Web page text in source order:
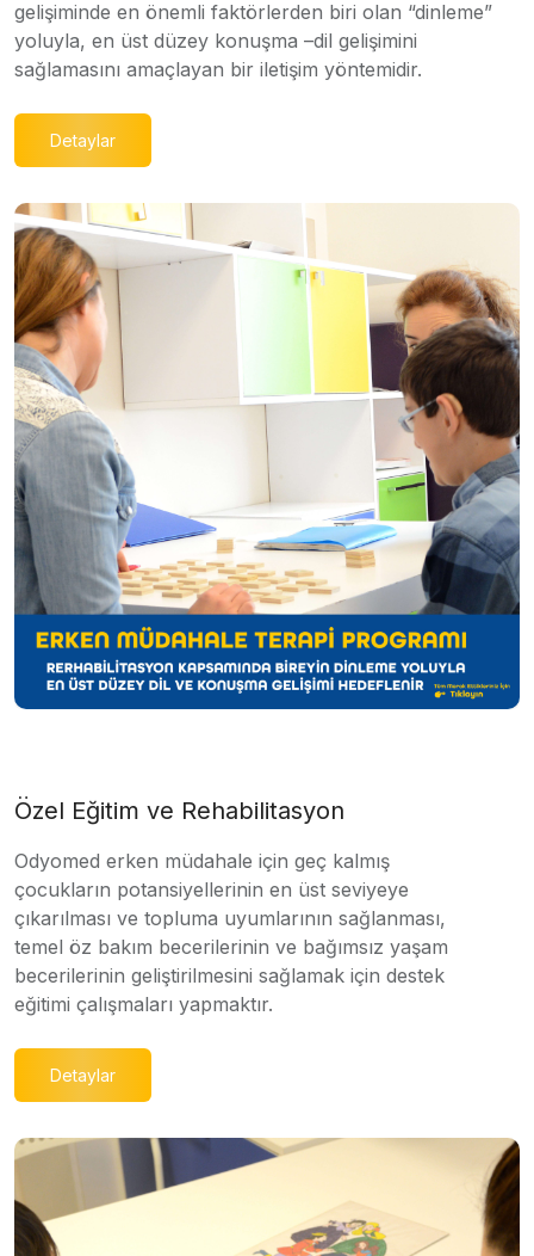
gelişiminde en önemli faktörlerden biri olan “dinleme”
yoluyla, en üst düzey konuşma –dil gelişimini
sağlamasını amaçlayan bir iletişim yöntemidir.
Detaylar
Özel Eğitim ve Rehabilitasyon
Odyomed erken müdahale için geç kalmış
çocukların potansiyellerinin en üst seviyeye
çıkarılması ve topluma uyumlarının sağlanması,
temel öz bakım becerilerinin ve bağımsız yaşam
becerilerinin geliştirilmesini sağlamak için destek
eğitimi çalışmaları yapmaktır.
Detaylar